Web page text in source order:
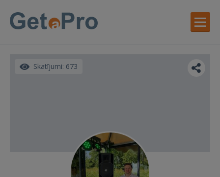
Skatījumi: 673